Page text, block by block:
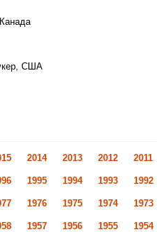
США
2014 2013 2012 2011
1995 1994 1993 1992
1976 1975 1974 1973
1957 1956 1955 1954